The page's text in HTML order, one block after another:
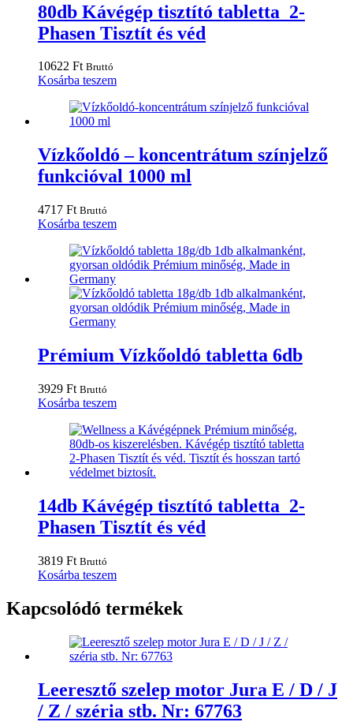
80db Kávégép tisztító tabletta 2-
Phasen Tisztít és véd
10622 Ft Bruttó
Kosárba teszem
Vízkőoldó – koncentrátum színjelző
funkcióval 1000 ml
4717 Ft Bruttó
Kosárba teszem
Prémium Vízkőoldó tabletta 6db
3929 Ft Bruttó
Kosárba teszem
14db Kávégép tisztító tabletta 2-
Phasen Tisztít és véd
3819 Ft Bruttó
Kosárba teszem
Kapcsolódó termékek
Leeresztő szelep motor Jura E / D / J
/ Z / széria stb. Nr: 67763